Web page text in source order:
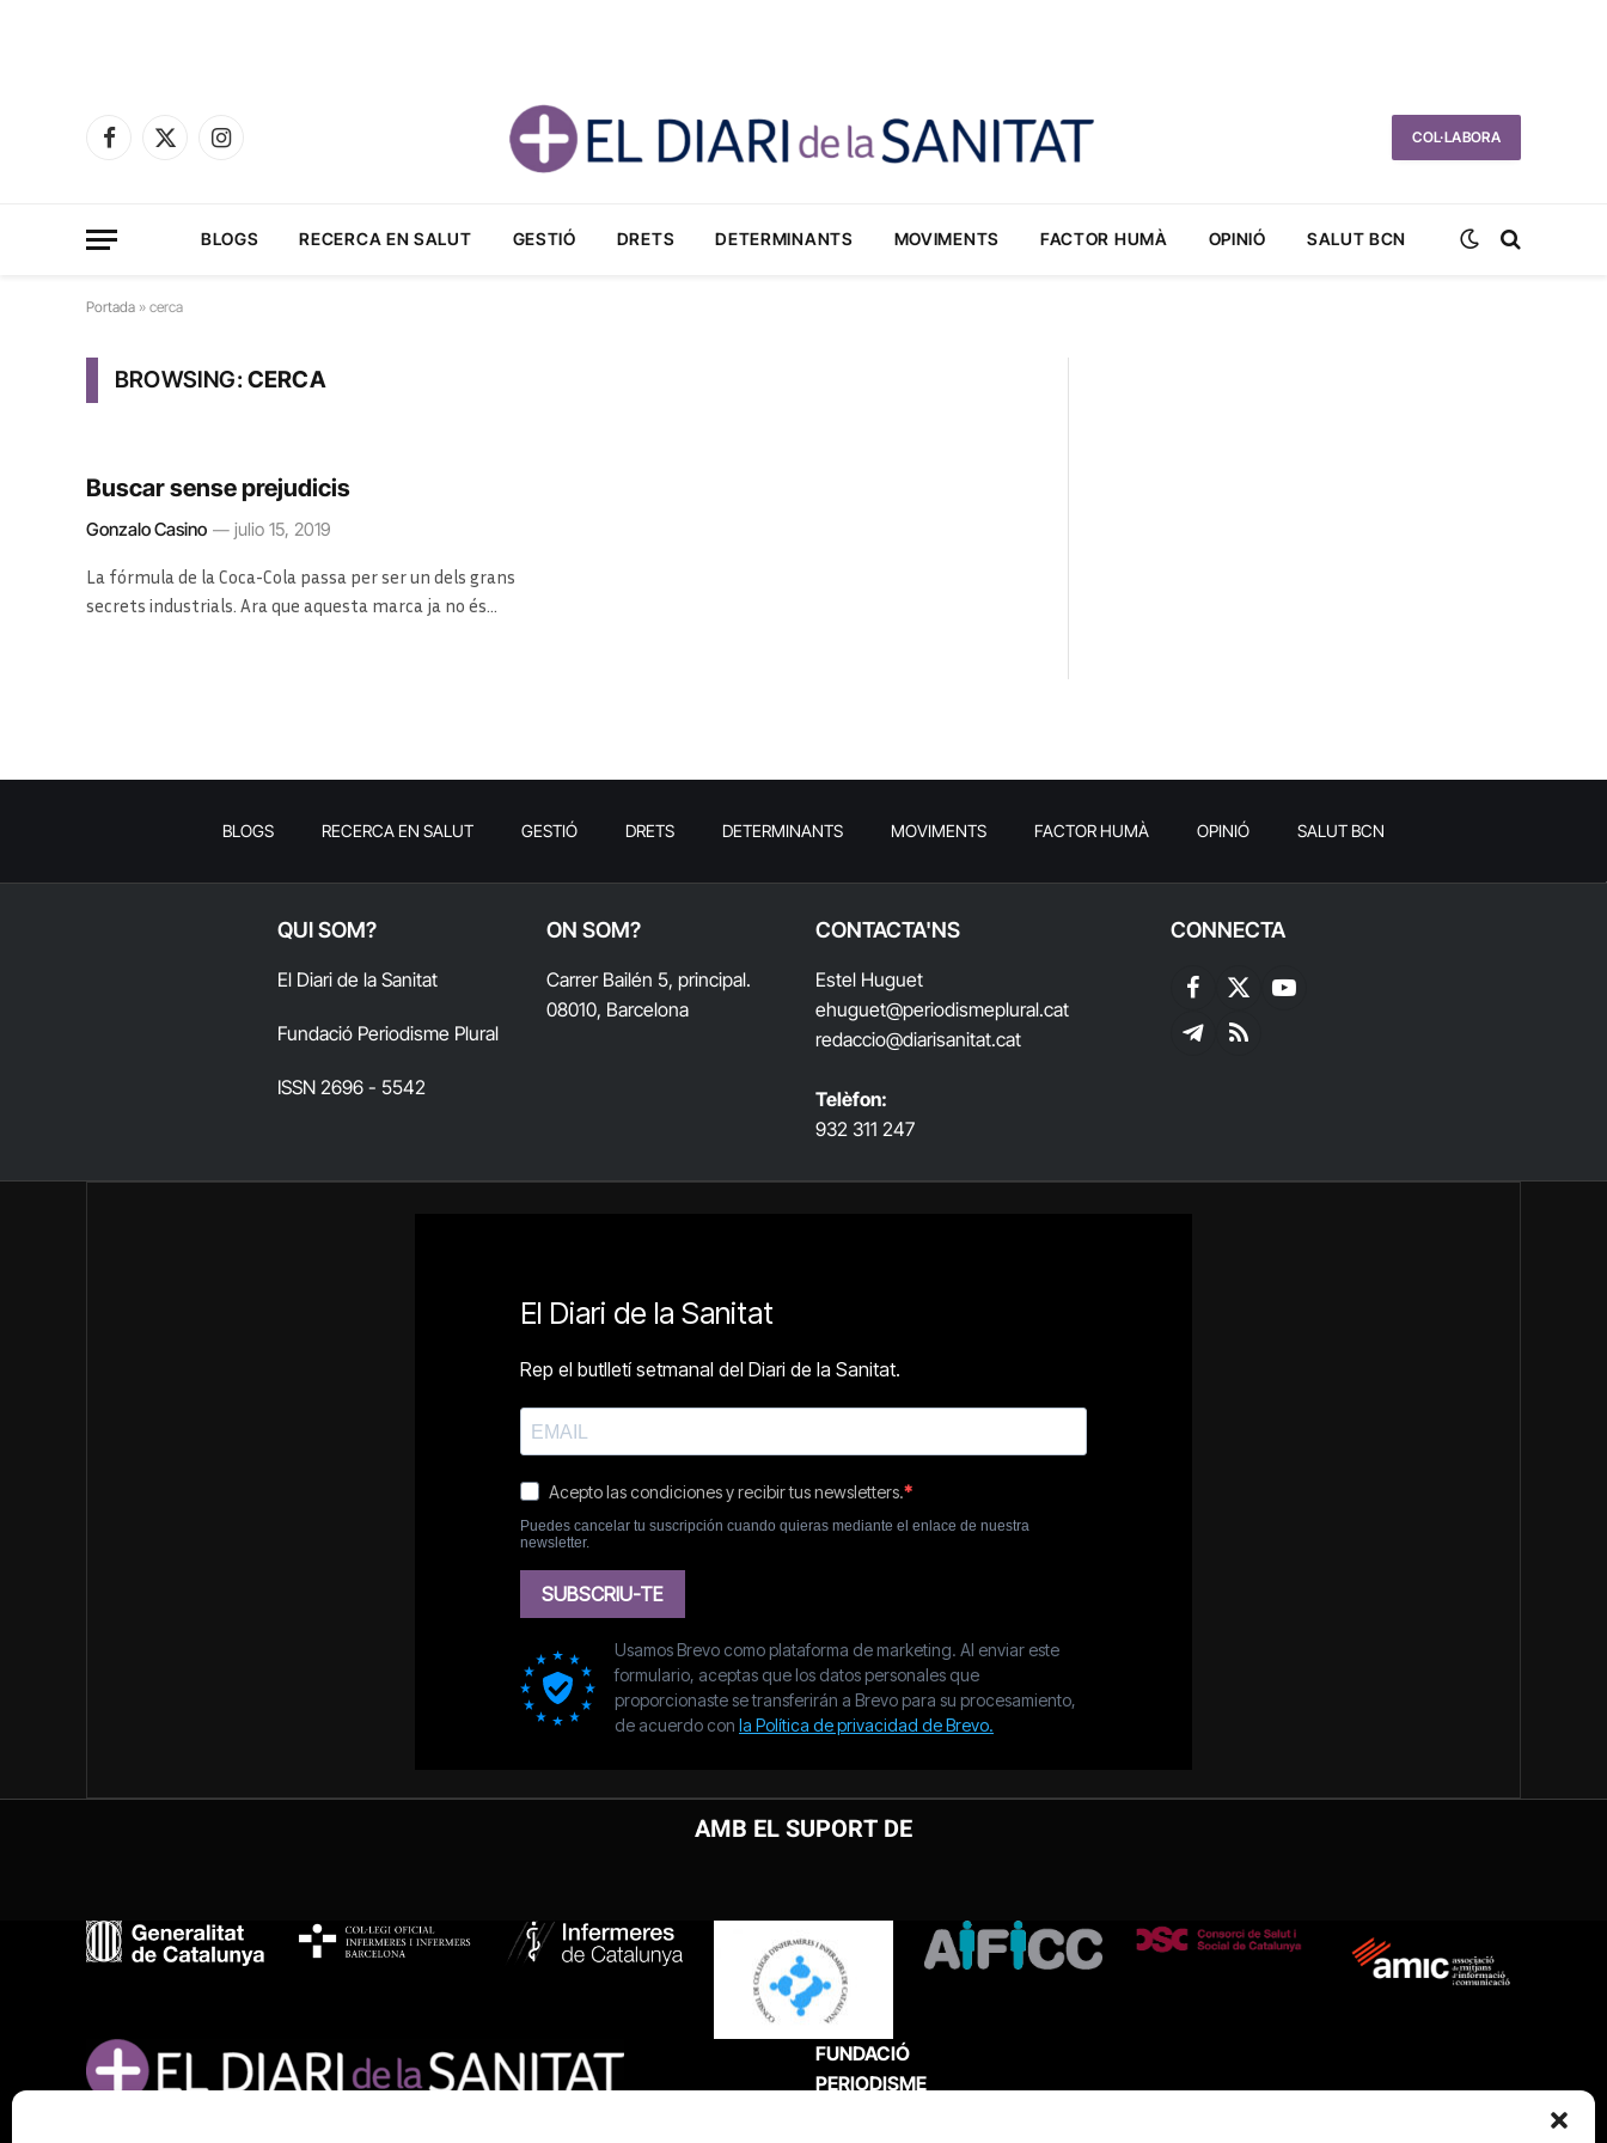
Facebook
X
Instagram
COL·LABORA
BLOGS RECERCA EN SALUT GESTIÓ DRETS DETERMINANTS MOVIMENTS FACTOR HUMÀ OPINIÓ SALUT BCN
Portada » cerca
BROWSING:CERCA
Buscar sense prejudicis
Gonzalo Casino julio 15, 2019
La fórmula de la Coca-Cola passa per ser un dels grans
secrets industrials. Ara que aquesta marca ja no és…
BLOGS RECERCA EN SALUT GESTIÓ DRETS DETERMINANTS MOVIMENTS FACTOR HUMÀ OPINIÓ SALUT BCN
QUI SOM?
El Diari de la Sanitat
Fundació Periodisme Plural
ISSN 2696 - 5542
ON SOM?
Carrer Bailén 5, principal.
08010, Barcelona
CONTACTA'NS
Estel Huguet
ehuguet@periodismeplural.cat
redaccio@diarisanitat.cat
Telèfon:
932 311 247
CONNECTA
Facebook
X
(Twitter)
YouTube
TelegramRSS
AMB EL SUPORT DE
FUNDACIÓ
PERIODISME